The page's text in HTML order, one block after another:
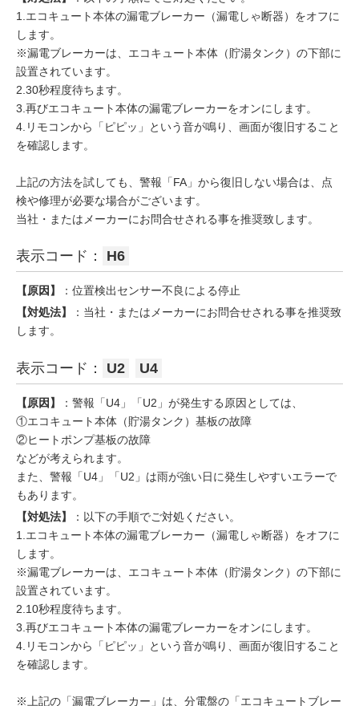
1.エコキュート本体の漏電ブレーカー（漏電しゃ断器）をオフに
します。
※漏電ブレーカーは、エコキュート本体（貯湯タンク）の下部に
設置されています。
2.30秒程度待ちます。
3.再びエコキュート本体の漏電ブレーカーをオンにします。
4.リモコンから「ピピッ」という音が鳴り、画面が復旧すること
を確認します。
上記の方法を試しても、警報「FA」から復旧しない場合は、点
検や修理が必要な場合がございます。
当社・またはメーカーにお問合せされる事を推奨致します。
表示コード： H6
【原因】
：位置検出センサー不良による停止
【対処法】
：当社・またはメーカーにお問合せされる事を推奨致
します。
表示コード： U2 U4
【原因】
：警報「U4」「U2」が発生する原因としては、
①エコキュート本体（貯湯タンク）基板の故障
②ヒートポンプ基板の故障
などが考えられます。
また、警報「U4」「U2」は雨が強い日に発生しやすいエラーで
もあります。
【対処法】
：以下の手順でご対処ください。
1.エコキュート本体の漏電ブレーカー（漏電しゃ断器）をオフに
します。
※漏電ブレーカーは、エコキュート本体（貯湯タンク）の下部に
設置されています。
2.10秒程度待ちます。
3.再びエコキュート本体の漏電ブレーカーをオンにします。
4.リモコンから「ピピッ」という音が鳴り、画面が復旧すること
を確認します。
※上記の「漏電ブレーカー」は、分電盤の「エコキュートブレー